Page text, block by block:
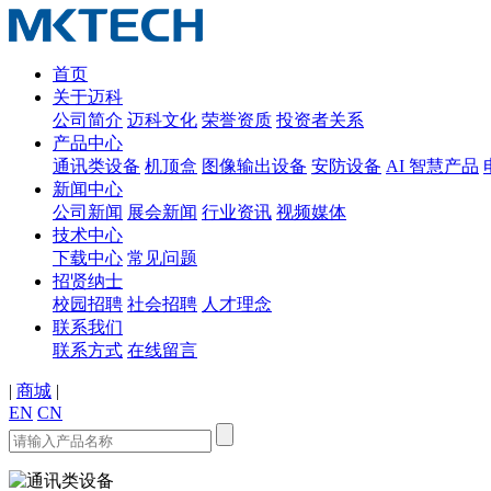
首页
关于迈科
公司简介 迈科文化 荣誉资质 投资者关系
产品中心
通讯类设备 机顶盒 图像输出设备 安防设备 AI 智慧产品
新闻中心
公司新闻 展会新闻 行业资讯 视频媒体
技术中心
下载中心 常见问题
招贤纳士
校园招聘 社会招聘 人才理念
联系我们
联系方式 在线留言
| 商城 |
EN CN